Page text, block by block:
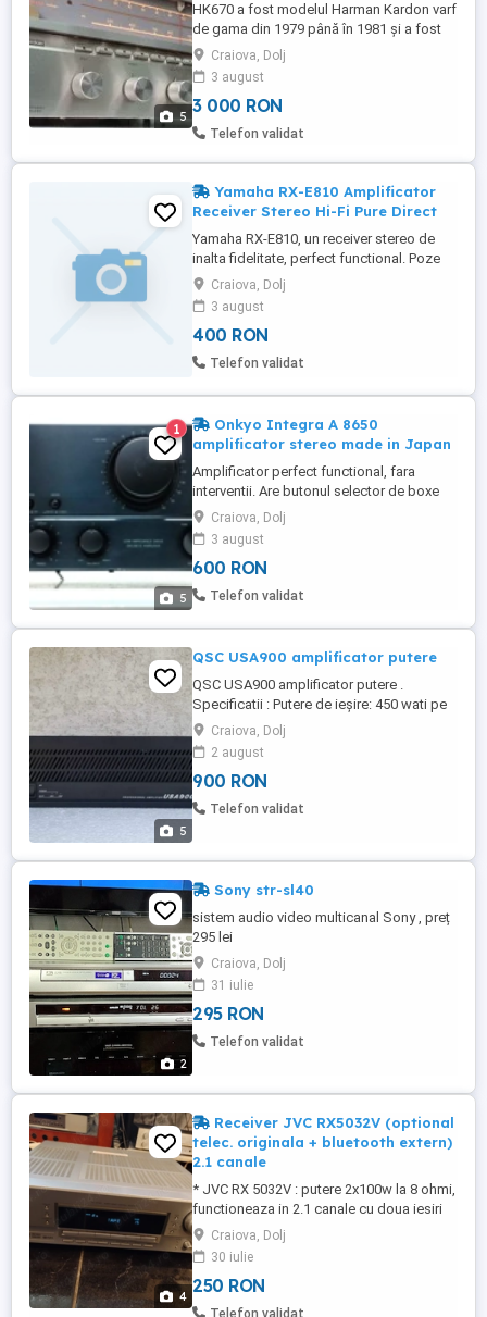
5
HK670 a fost modelul Harman Kardon varf
de gama din 1979 până în 1981 și a fost
ultimul cu un tuner analogic. Prețul de
vanzare cu amănuntul inițial era de 3-4
salarii medii in USA. Poze si cu interiorul
aparatului... Are sunet foarte bun si urme
de "trecerea timpului"... perfect functional,
Craiova, Dolj
3 august
3 000 RON
Telefon validat
Yamaha RX-E810 Amplificator
Receiver Stereo Hi-Fi Pure Direct
Yamaha RX-E810, un receiver stereo de
inalta fidelitate, perfect functional. Poze
reale. Constructia este robusta si
eleganta, avand panoul frontal din
aluminiu slefuit, specifica seriei de lux de
la Yamaha. Sunetul redat este extrem de
curat, detaliat si echilibrat, oferind o
Craiova, Dolj
3 august
400 RON
Telefon validat
5
1
Onkyo Integra A 8650
amplificator stereo made in Japan
Amplificator perfect functional, fara
interventii. Are butonul selector de boxe
retezat dar functional si este indoit in
spate (vz foto), motiv pentru care se vinde
cu 600 lei. Poze reale. Este un amplificator
legendar cu sunet foarte bun. Un bolid
HiFi fabricat in Japonia intre anii 1989 -
Craiova, Dolj
3 august
600 RON
Telefon validat
5
QSC USA900 amplificator putere
QSC USA900 amplificator putere .
Specificatii : Putere de ieșire: 450 wati pe
canal in 4 ohmi ; 240 wați pe canal în 8
(stereo), bridge 900 wați în 8 (mono)
Raspuns in frecventa: 20Hz pana la 20kHz
Distorsiune armonică totală: 0,1% Factor
de amortizare: 200 Câștig: 32 dB
Craiova, Dolj
2 august
900 RON
Telefon validat
2
Sony str-sl40
sistem audio video multicanal Sony , preț
295 lei
Craiova, Dolj
31 iulie
295 RON
Telefon validat
4
Receiver JVC RX5032V (optional
telec. originala + bluetooth extern)
2.1 canale
* JVC RX 5032V : putere 2x100w la 8 ohmi,
functioneaza in 2.1 canale cu doua iesiri
boxe fata la 8 ohmi si un canal
preamplificat pt. subwoofer, radio digital
cu RDS, 5 intrari analogice + optic +
coaxial, poza 4+5, pret 250lei (contra cost
telecomanda originala 50 lei si bluetooth
Craiova, Dolj
30 iulie
250 RON
Telefon validat